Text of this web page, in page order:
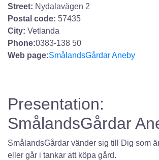
Street: Nydalavägen 2
Postal code: 57435
City: Vetlanda
Phone:0383-138 50
Web page:SmålandsGårdar Aneby
Presentation:
SmålandsGårdar
SmålandsGårdar vänder sig till Dig som
eller går i tankar att köpa gård.